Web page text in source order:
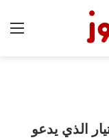
الذي يدعو